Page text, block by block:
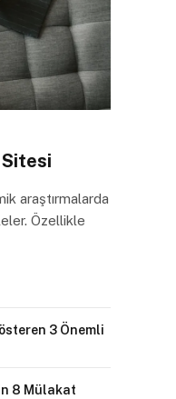
araştırmalarda
Özellikle
3 Önemli
8 Mülakat